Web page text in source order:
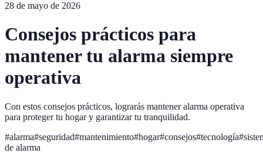
28 de mayo de 2026
Consejos prácticos para
mantener tu alarma siempre
operativa
Con estos consejos prácticos, lograrás mantener alarma operativa
para proteger tu hogar y garantizar tu tranquilidad.
#alarma#seguridad#mantenimiento#hogar#consejos#tecnología#
de alarma